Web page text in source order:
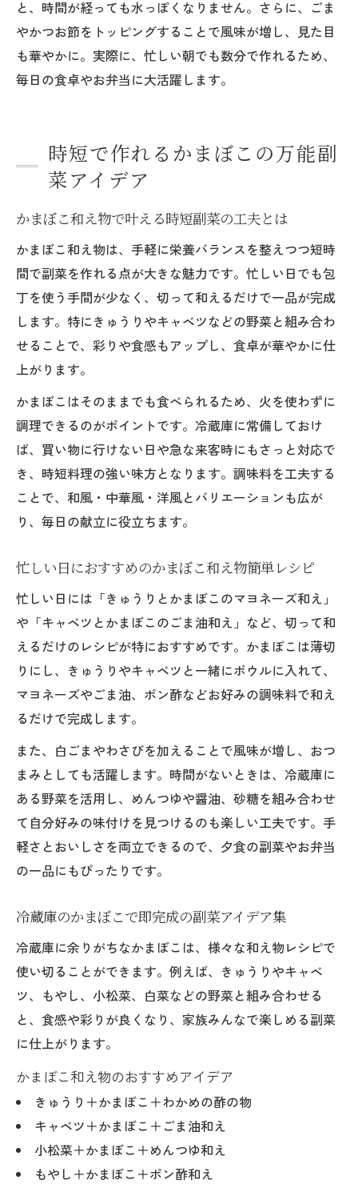
と、時間が経っても水っぽくなりません。さらに、ごま
やかつお節をトッピングすることで風味が増し、見た目
も華やかに。実際に、忙しい朝でも数分で作れるため、
毎日の食卓やお弁当に大活躍します。
時短で作れるかまぼこの万能副
菜アイデア
かまぼこ和え物で叶える時短副菜の工夫とは
かまぼこ和え物は、手軽に栄養バランスを整えつつ短時
間で副菜を作れる点が大きな魅力です。忙しい日でも包
丁を使う手間が少なく、切って和えるだけで一品が完成
します。特にきゅうりやキャベツなどの野菜と組み合わ
せることで、彩りや食感もアップし、食卓が華やかに仕
上がります。
かまぼこはそのままでも食べられるため、火を使わずに
調理できるのがポイントです。冷蔵庫に常備しておけ
ば、買い物に行けない日や急な来客時にもさっと対応で
き、時短料理の強い味方となります。調味料を工夫する
ことで、和風・中華風・洋風とバリエーションも広が
り、毎日の献立に役立ちます。
忙しい日におすすめのかまぼこ和え物簡単レシピ
忙しい日には「きゅうりとかまぼこのマヨネーズ和え」
や「キャベツとかまぼこのごま油和え」など、切って和
えるだけのレシピが特におすすめです。かまぼこは薄切
りにし、きゅうりやキャベツと一緒にボウルに入れて、
マヨネーズやごま油、ポン酢などお好みの調味料で和え
るだけで完成します。
また、白ごまやわさびを加えることで風味が増し、おつ
まみとしても活躍します。時間がないときは、冷蔵庫に
ある野菜を活用し、めんつゆや醤油、砂糖を組み合わせ
て自分好みの味付けを見つけるのも楽しい工夫です。手
軽さとおいしさを両立できるので、夕食の副菜やお弁当
の一品にもぴったりです。
冷蔵庫のかまぼこで即完成の副菜アイデア集
冷蔵庫に余りがちなかまぼこは、様々な和え物レシピで
使い切ることができます。例えば、きゅうりやキャベ
ツ、もやし、小松菜、白菜などの野菜と組み合わせる
と、食感や彩りが良くなり、家族みんなで楽しめる副菜
に仕上がります。
かまぼこ和え物のおすすめアイデア
きゅうり＋かまぼこ＋わかめの酢の物
キャベツ＋かまぼこ＋ごま油和え
小松菜＋かまぼこ＋めんつゆ和え
もやし＋かまぼこ＋ポン酢和え